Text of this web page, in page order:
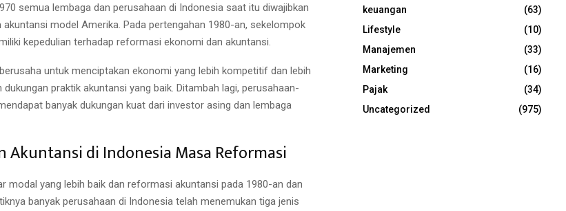
semua lembaga dan perusahaan di Indonesia saat itu diwajibkan
model Amerika. Pada pertengahan 1980-an, sekelompok
kepedulian terhadap reformasi ekonomi dan akuntansi.
untuk menciptakan ekonomi yang lebih kompetitif dan lebih
praktik akuntansi yang baik. Ditambah lagi, perusahaan-
banyak dukungan kuat dari investor asing dan lembaga
Akuntansi di Indonesia Masa Reformasi
modal yang lebih baik dan reformasi akuntansi pada 1980-an dan
banyak perusahaan di Indonesia telah menemukan tiga jenis
keuangan
(63)
Lifestyle
(10)
Manajemen
(33)
Marketing
(16)
Pajak
(34)
Uncategorized
(975)